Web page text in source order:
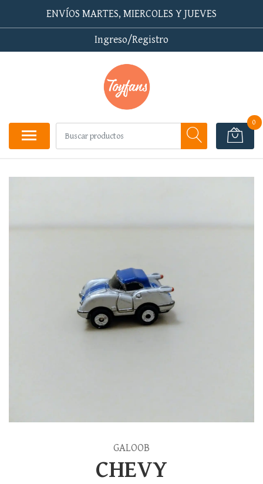
ENVÍOS MARTES, MIERCOLES Y JUEVES
Ingreso/Registro
0
GALOOB
CHEVY